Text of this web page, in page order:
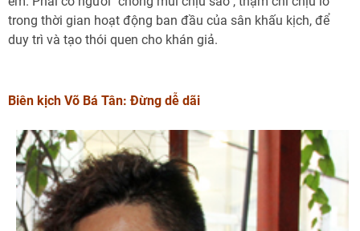
trong thời gian hoạt động ban đầu của sân khấu kịch, để
duy trì và tạo thói quen cho khán giả.
Biên kịch Võ Bá Tân: Đừng dễ dãi